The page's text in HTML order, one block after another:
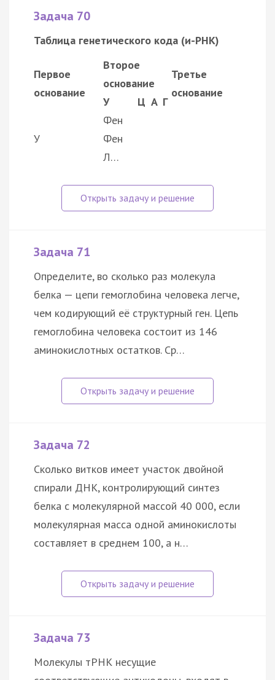
Задача 70
Таблица генетического кода (и-РНК)
Первое
основание
Второе
основание
Третье
основание
У Ц А Г
У
Фен
Фен
Л…
Задача 71
Определите, во сколько раз молекула
белка — цепи гемоглобина человека легче,
чем кодирующий её структурный ген. Цепь
гемоглобина человека состоит из 146
аминокислотных остатков. Ср…
Задача 72
Сколько витков имеет участок двойной
спирали ДНК, контролирующий синтез
белка с молекулярной массой 40 000, если
молекулярная масса одной аминокислоты
составляет в среднем 100, а н…
Задача 73
Молекулы тРНК несущие